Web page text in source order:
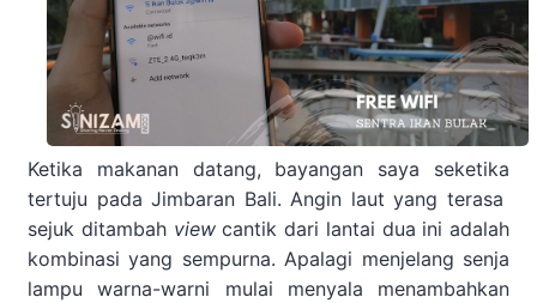
Ketika makanan datang, bayangan saya seketika
tertuju pada Jimbaran Bali. Angin laut yang terasa
sejuk ditambah viewcantik dari lantai dua ini adalah
kombinasi yang sempurna. Apalagi menjelang senja
lampu warna-warni mulai menyala menambahkan